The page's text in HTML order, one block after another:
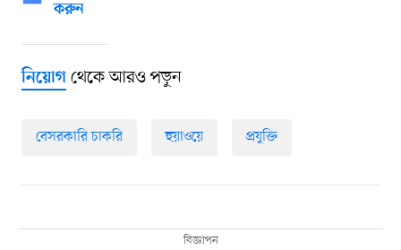
করুন
নিয়োগথেকে আরও পড়ুন
বেসরকারি চাকরি হুয়াওয়ে প্রযুক্তি